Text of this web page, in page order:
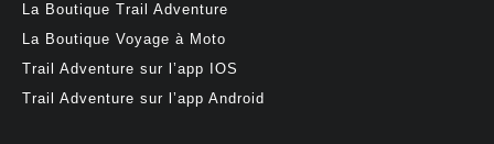
La Boutique Trail Adventure
La Boutique Voyage à Moto
Trail Adventure sur l’app IOS
Trail Adventure sur l’app Android